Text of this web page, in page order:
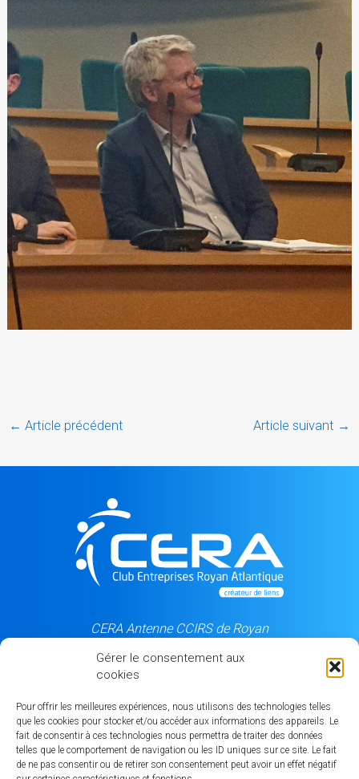
Gérer le consentement aux
cookies
Pour offrir les meilleures expériences, nous utilisons des technologies telles
que les cookies pour stocker et/ou accéder aux informations des appareils. Le
fait de consentir à ces technologies nous permettra de traiter des données
telles que le comportement de navigation ou les ID uniques sur ce site. Le fait
de ne pas consentir ou de retirer son consentement peut avoir un effet négatif
← Article précédent Article suivant →
CERA Antenne CCIRS de Royan
17205 Royan cedex
06 84 50 99 87
Notre partenaire